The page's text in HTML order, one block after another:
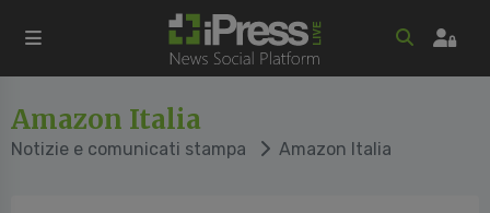
Amazon Italia
Notizie e comunicati stampa Amazon Italia